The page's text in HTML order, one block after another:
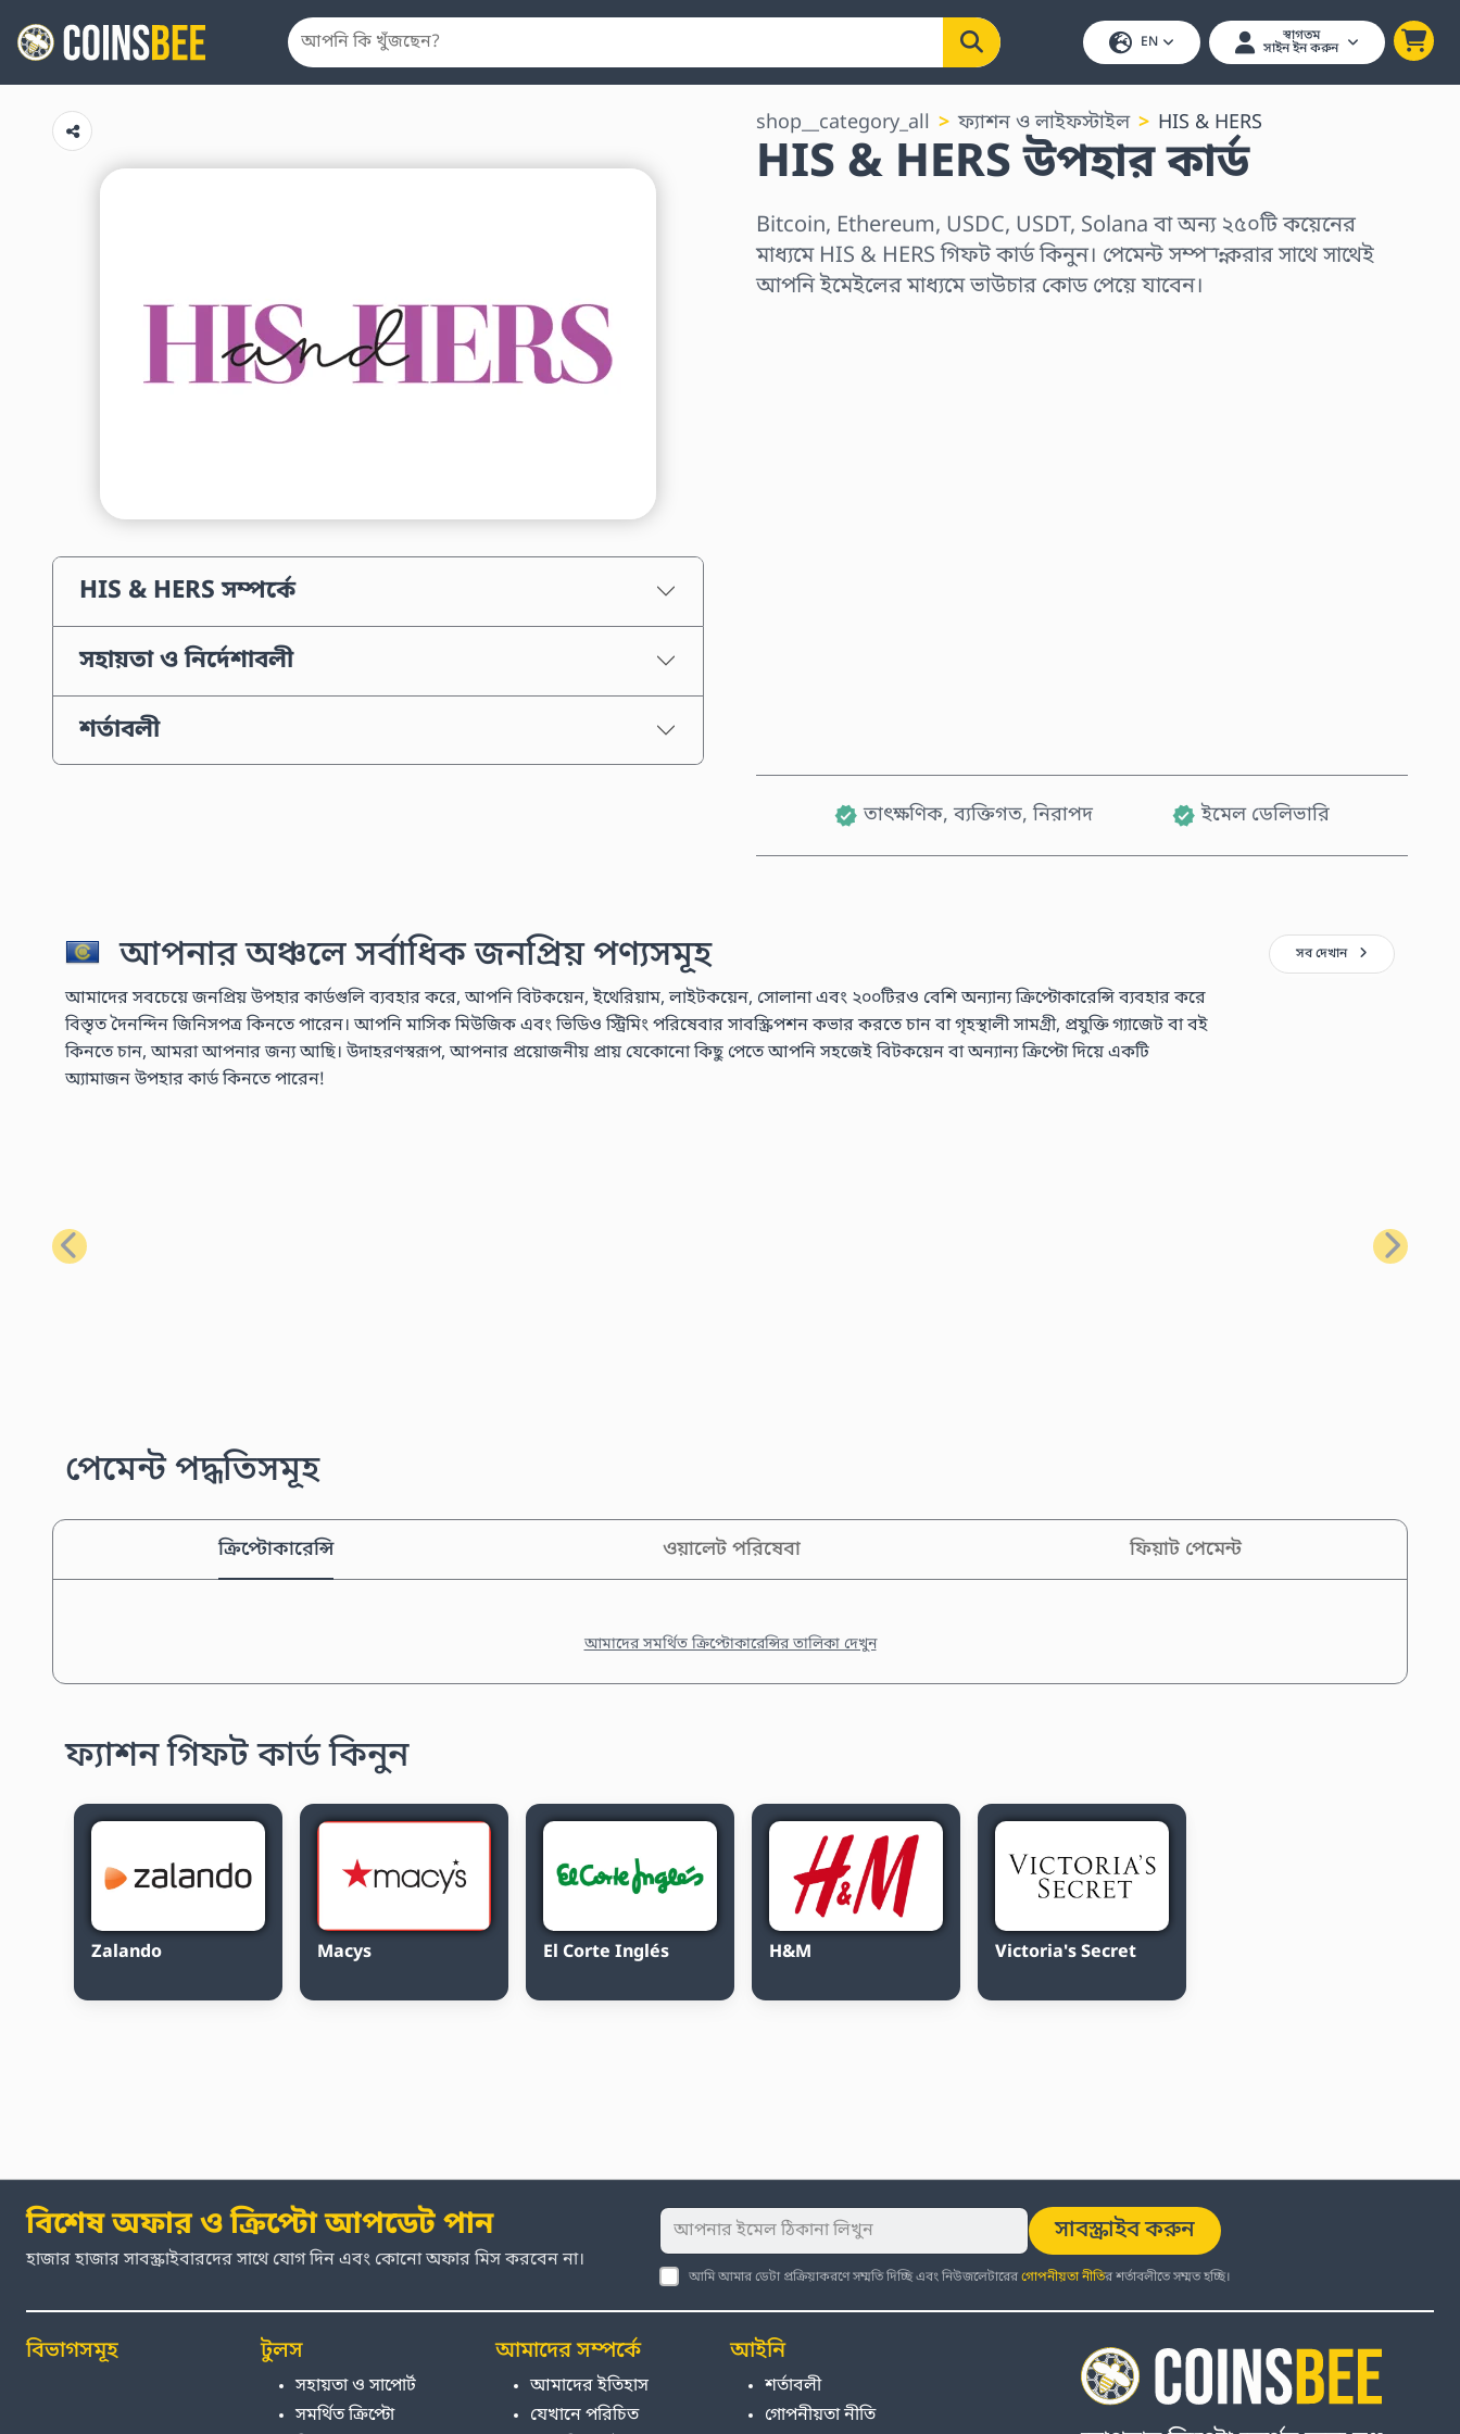
EN স্বাগতম
সাইন ইন করুন
HIS & HERS সম্পর্কে
সহায়তা ও নির্দেশাবলী
শর্তাবলী
shop__category_all ফ্যাশন ও লাইফস্টাইল HIS & HERS
HIS & HERS উপহার কার্ড
Bitcoin, Ethereum, USDC, USDT, Solana বা অন্য ২৫০টি কয়েনের
মাধ্যমে HIS & HERS গিফট কার্ড কিনুন। পেমেন্ট সম্পন্ন করার সাথে সাথেই
আপনি ইমেইলের মাধ্যমে ভাউচার কোড পেয়ে যাবেন।
তাৎক্ষণিক, ব্যক্তিগত, নিরাপদ ইমেল ডেলিভারি
আপনার অঞ্চলে সর্বাধিক জনপ্রিয় পণ্যসমূহ
আমাদের সবচেয়ে জনপ্রিয় উপহার কার্ডগুলি ব্যবহার করে, আপনি বিটকয়েন, ইথেরিয়াম, লাইটকয়েন, সোলানা এবং ২০০টিরও বেশি অন্যান্য ক্রিপ্টোকারেন্সি ব্যবহার করে
বিস্তৃত দৈনন্দিন জিনিসপত্র কিনতে পারেন। আপনি মাসিক মিউজিক এবং ভিডিও স্ট্রিমিং পরিষেবার সাবস্ক্রিপশন কভার করতে চান বা গৃহস্থালী সামগ্রী, প্রযুক্তি গ্যাজেট বা বই
কিনতে চান, আমরা আপনার জন্য আছি। উদাহরণস্বরূপ, আপনার প্রয়োজনীয় প্রায় যেকোনো কিছু পেতে আপনি সহজেই বিটকয়েন বা অন্যান্য ক্রিপ্টো দিয়ে একটি
অ্যামাজন উপহার কার্ড কিনতে পারেন!
সব দেখান
পূর্ববর্তী পরবর্তী
পেমেন্ট পদ্ধতিসমূহ
ক্রিপ্টোকারেন্সি ওয়ালেট পরিষেবা ফিয়াট পেমেন্ট
আমাদের সমর্থিত ক্রিপ্টোকারেন্সির তালিকা দেখুন
ফ্যাশন গিফট কার্ড কিনুন
Zalando Macys El Corte Inglés H&M Victoria's Secret
বিশেষ অফার ও ক্রিপ্টো আপডেট পান
হাজার হাজার সাবস্ক্রাইবারদের সাথে যোগ দিন এবং কোনো অফার মিস করবেন না।
সাবস্ক্রাইব করুন
আমি আমার ডেটা প্রক্রিয়াকরণে সম্মতি দিচ্ছি এবং নিউজলেটারেরগোপনীয়তা নীতির শর্তাবলীতে সম্মত হচ্ছি।
বিভাগসমূহ টুলস
সহায়তা ও সাপোর্ট
সমর্থিত ক্রিপ্টো
আমাদের সম্পর্কে
আমাদের ইতিহাস
যেখানে পরিচিত
আইনি
শর্তাবলী
গোপনীয়তা নীতি